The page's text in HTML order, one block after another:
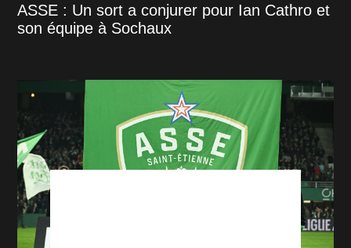
ASSE : Un sort a conjurer pour Ian Cathro et
son équipe à Sochaux